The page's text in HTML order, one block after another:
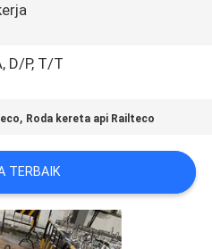
D/P, T/T
, Roda kereta api Railteco
TERBAIK